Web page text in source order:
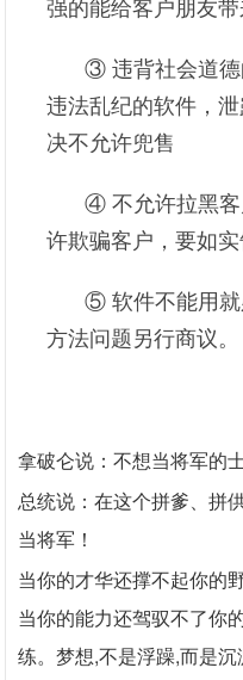
强的能给客户朋友
③ 违背社会道德
违法乱纪的软件，
决不允许兜售
④ 不允许拉黑客
许欺骗客户，要如
⑤ 软件不能用就
方法问题另行商议。
拿破仑说：不想当将军的
总统说：在这个拼爹、拼
当将军！
当你的才华还撑不起你的
当你的能力还驾驭不了你
练。梦想,不是浮躁,而是沉